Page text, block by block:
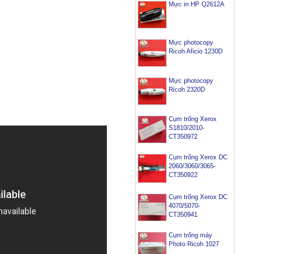
Mực in HP Q2612A
Mực photocopy
Ricoh Aficio 1230D
Mực photocopy
Ricoh 2320D
Cụm trống Xerox
S1810/2010-
CT350972
Cụm trống Xerox DC
2060/3060/3065-
CT350922
Cụm trống Xerox DC
4070/5070-
CT350941
Cụm trống máy
Photo Ricoh 1027